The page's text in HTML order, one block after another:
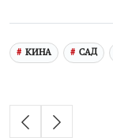
КИНА САД